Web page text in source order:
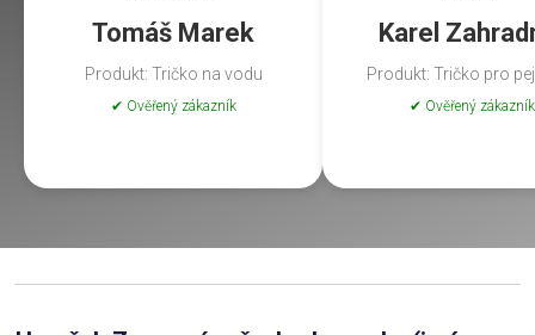
Tomáš Marek
Produkt: Tričko na vodu
✔ Ověřený zákazník
Karel
Produkt: Tričko pro
✔ Ověřený zákazník